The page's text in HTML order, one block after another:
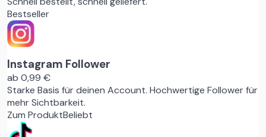
Bestseller
Instagram Follower
ab 0,99 €
Starke Basis für deinen Account. Hochwertige Follower für
mehr Sichtbarkeit.
Zum ProduktBeliebt